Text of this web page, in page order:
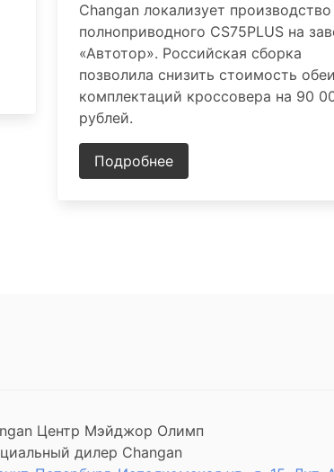
Changan локализует производство
полноприводного CS75PLUS на
«Автотор». Российская сборка
позволила снизить стоимость
комплектаций кроссовера на 90
рублей.
Подробнее
Центр Мэйджор Олимп
дилер Changan